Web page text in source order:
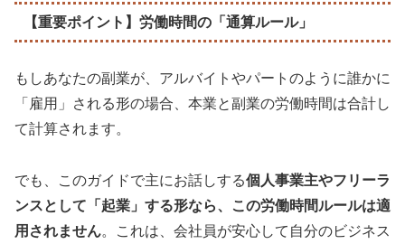
【重要ポイント】労働時間の「通算ルール」
もしあなたの副業が、アルバイトやパートのように誰かに
「雇用」される形の場合、本業と副業の労働時間は合計し
て計算されます。
でも、このガイドで主にお話しする個人事業主やフリーラ
ンスとして「起業」する形なら、この労働時間ルールは適
用されません。これは、会社員が安心して自分のビジネス